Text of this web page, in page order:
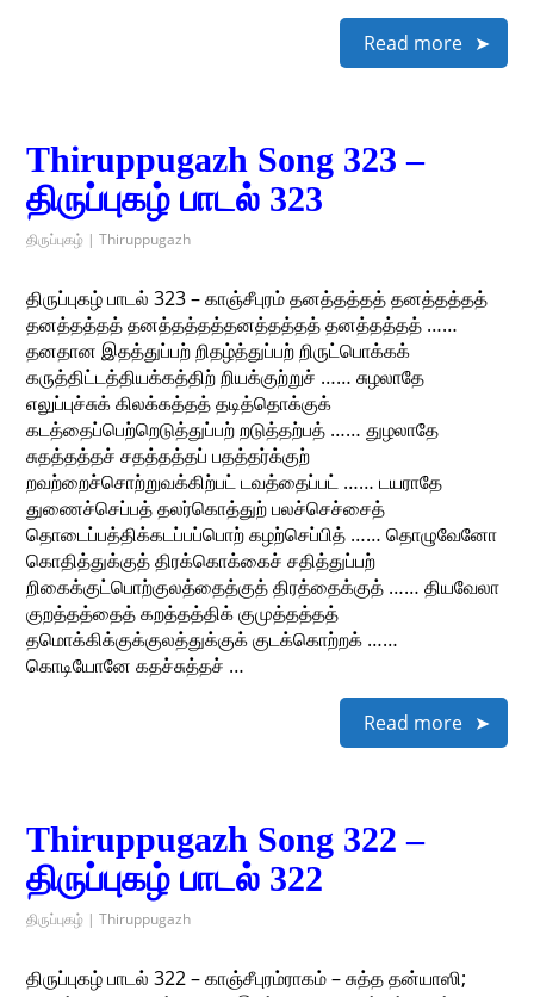
Read more
Thiruppugazh Song 323 –
திருப்புகழ் பாடல் 323
திருப்புகழ் | Thiruppugazh
திருப்புகழ் பாடல் 323 – காஞ்சீபுரம் தனத்தத்தத் தனத்தத்தத்
தனத்தத்தத் தனத்தத்தத்தனத்தத்தத் தனத்தத்தத் ……
தனதான இதத்துப்பற் றிதழ்த்துப்பற் றிருட்பொக்கக்
கருத்திட்டத்தியக்கத்திற் றியக்குற்றுச் …… சுழலாதே
எலுப்புச்சுக் கிலக்கத்தத் தடித்தொக்குக்
கடத்தைப்பெற்றெடுத்துப்பற் றடுத்தற்பத் …… துழலாதே
சுதத்தத்தச் சதத்தத்தப் பதத்தர்க்குற்
றவற்றைச்சொற்றுவக்கிற்பட் டவத்தைப்பட் …… டயராதே
துணைச்செப்பத் தலர்கொத்துற் பலச்செச்சைத்
தொடைப்பத்திக்கடப்பப்பொற் கழற்செப்பித் …… தொழுவேனோ
கொதித்துக்குத் திரக்கொக்கைச் சதித்துப்பற்
றிகைக்குட்பொற்குலத்தைத்குத் திரத்தைக்குத் …… தியவேலா
குறத்தத்தைத் கறத்தத்திக் குமுத்தத்தத்
தமொக்கிக்குக்குலத்துக்குக் குடக்கொற்றக் ……
கொடியோனே கதச்சுத்தச் …
Read more
Thiruppugazh Song 322 –
திருப்புகழ் பாடல் 322
திருப்புகழ் | Thiruppugazh
திருப்புகழ் பாடல் 322 – காஞ்சீபுரம்ராகம் – சுத்த தன்யாஸி;